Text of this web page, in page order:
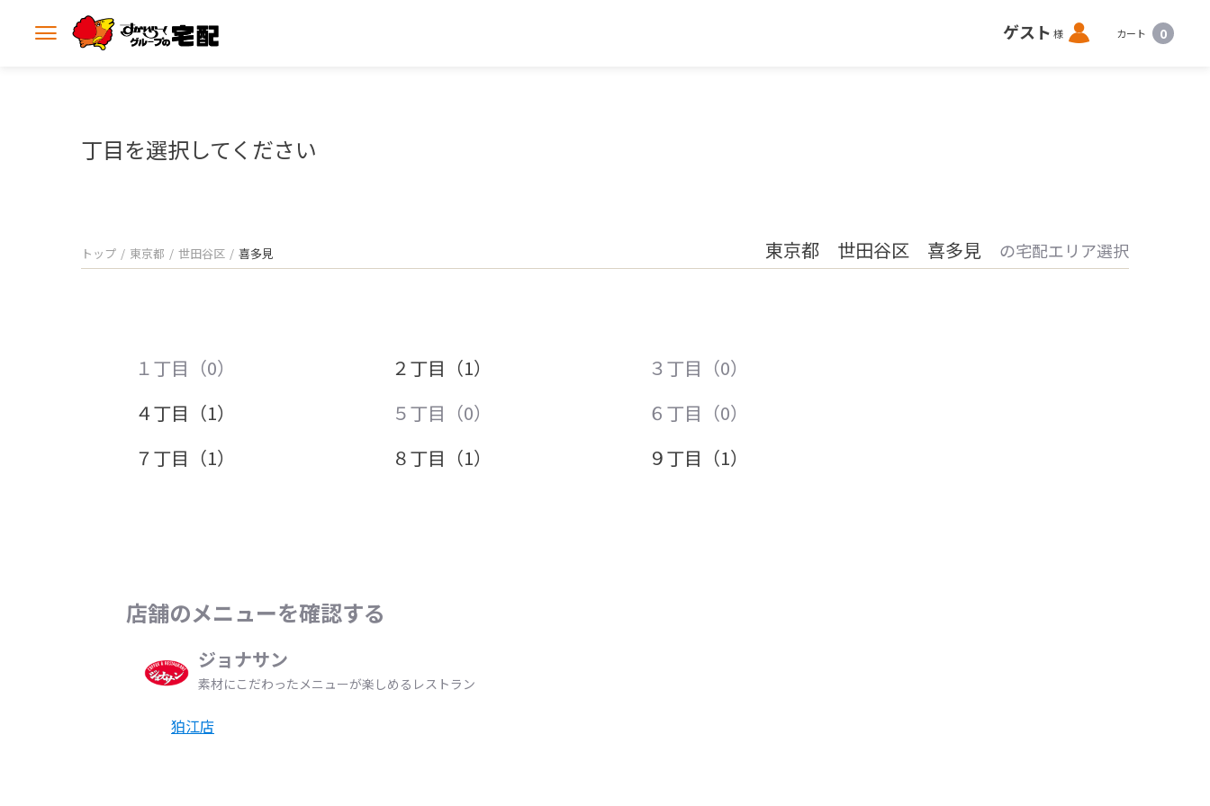
メ
ゲスト 様 ロ
グ
カート 0
丁目を選択してください
トップ 東京都 世田谷区 喜多見 東京都 世田谷区 喜多見 の宅配エリア選択
１丁目（0） ２丁目（1）
３丁目（0）
４丁目（1）
５丁目（0）
６丁目（0）
７丁目（1）
８丁目（1） ９丁目（1）
店舗のメニューを確認する
ジョナサン
素材にこだわったメニューが楽しめるレストラン
狛江店